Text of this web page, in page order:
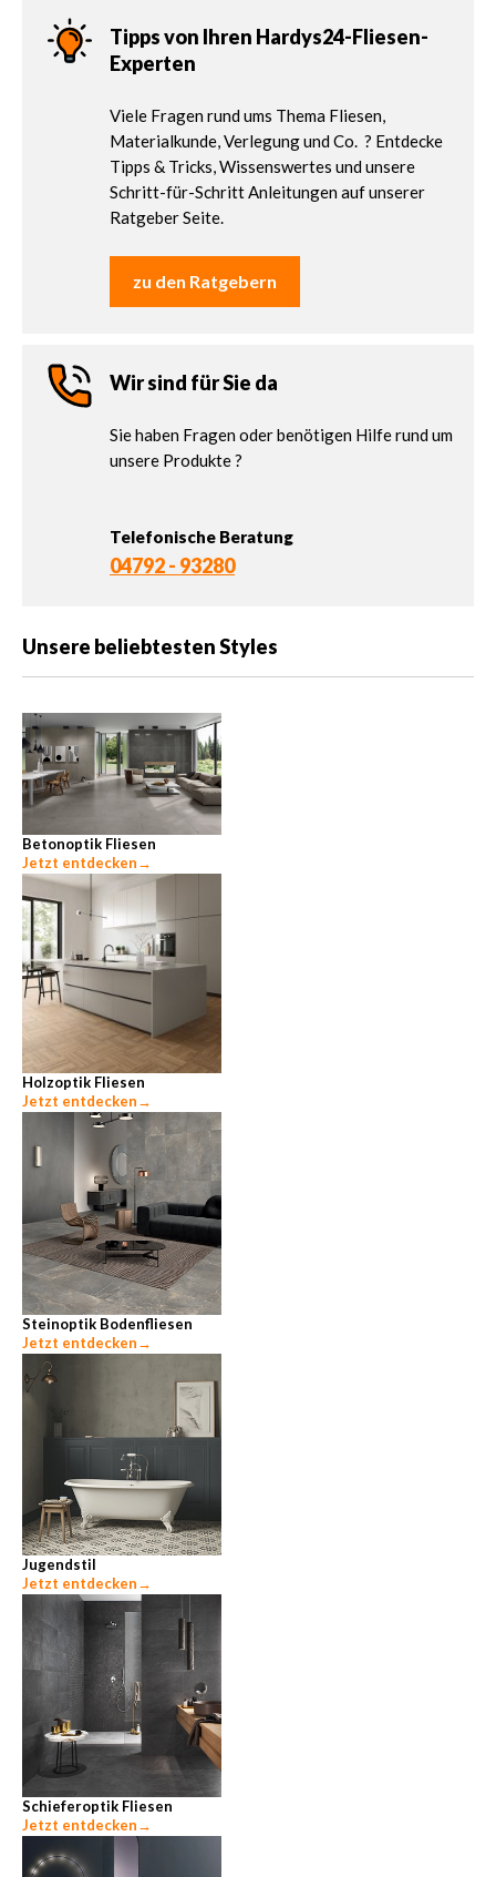
Tipps von Ihren Hardys24-Fliesen-
Experten
Viele Fragen rund ums Thema Fliesen,
Materialkunde, Verlegung und Co. ? Entdecke
Tipps & Tricks, Wissenswertes und unsere
Schritt-für-Schritt Anleitungen auf unserer
Ratgeber Seite.
zu den Ratgebern
Wir sind für Sie da
Sie haben Fragen oder benötigen Hilfe rund um
unsere Produkte ?
Telefonische Beratung
04792 - 93280
Unsere beliebtesten Styles
Betonoptik Fliesen
Jetzt entdecken→
Holzoptik Fliesen
Jetzt entdecken→
Steinoptik Bodenfliesen
Jetzt entdecken→
Jugendstil
Jetzt entdecken→
Schieferoptik Fliesen
Jetzt entdecken→